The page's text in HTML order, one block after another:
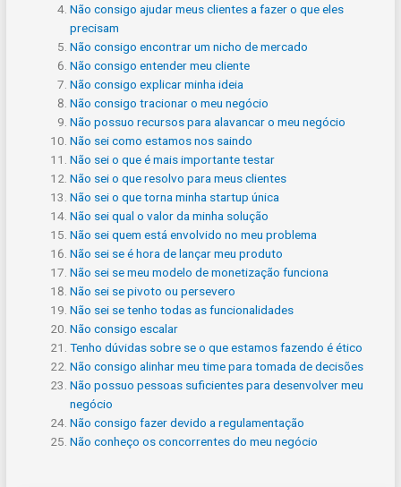
Não consigo ajudar meus clientes a fazer o que eles
precisam
Não consigo encontrar um nicho de mercado
Não consigo entender meu cliente
Não consigo explicar minha ideia
Não consigo tracionar o meu negócio
Não possuo recursos para alavancar o meu negócio
Não sei como estamos nos saindo
Não sei o que é mais importante testar
Não sei o que resolvo para meus clientes
Não sei o que torna minha startup única
Não sei qual o valor da minha solução
Não sei quem está envolvido no meu problema
Não sei se é hora de lançar meu produto
Não sei se meu modelo de monetização funciona
Não sei se pivoto ou persevero
Não sei se tenho todas as funcionalidades
Não consigo escalar
Tenho dúvidas sobre se o que estamos fazendo é ético
Não consigo alinhar meu time para tomada de decisões
Não possuo pessoas suficientes para desenvolver meu
negócio
Não consigo fazer devido a regulamentação
Não conheço os concorrentes do meu negócio